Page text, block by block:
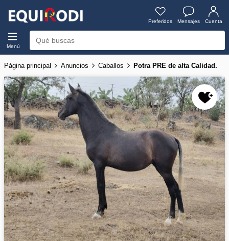
Preferidos Mensajes Cuenta
Menú
Página principal Anuncios Caballos Potra PRE de alta Calidad.